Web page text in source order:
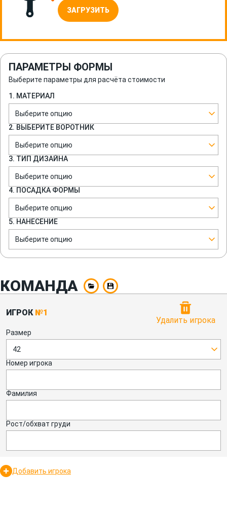
ЗАГРУЗИТЬ
ПАРАМЕТРЫ ФОРМЫ
Выберите параметры для расчёта стоимости
1. МАТЕРИАЛ
Выберите опцию
2. ВЫБЕРИТЕ ВОРОТНИК
Выберите опцию
3. ТИП ДИЗАЙНА
Выберите опцию
4. ПОСАДКА ФОРМЫ
Выберите опцию
5. НАНЕСЕНИЕ
Выберите опцию
КОМАНДА
ИГРОК №1
Удалить игрока
Размер
42
Номер игрока
Фамилия
Рост/обхват груди
Добавить игрока